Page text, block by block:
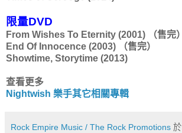
限量DVD
From Wishes To Eternity (2001) （售完）
End Of Innocence (2003) （售完）
Showtime, Storytime (2013)
查看更多
Nightwish 樂手其它相關專輯
Rock Empire Music / The Rock Promotions 於